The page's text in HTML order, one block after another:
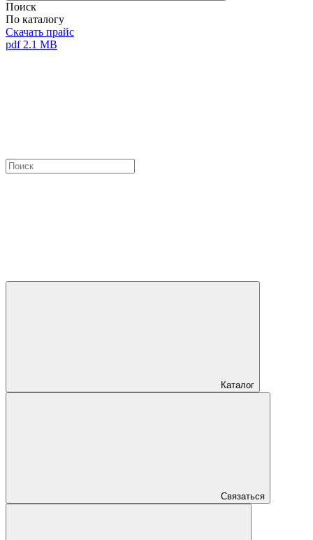
Поиск
По каталогу
Скачать прайс
pdf 2.1 MB
Каталог
Связаться